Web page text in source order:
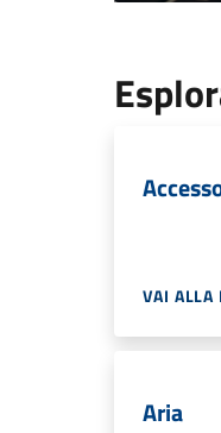
VAI ALLA
Aria